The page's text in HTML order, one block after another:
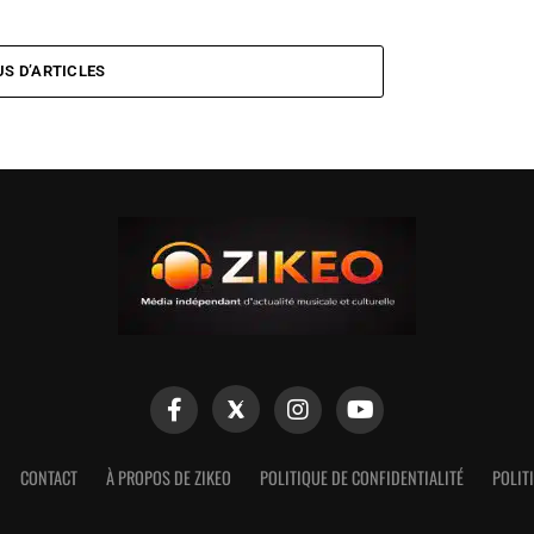
D’ARTICLES
CONTACT À PROPOS DE ZIKEO POLITIQUE DE CONFIDENTIALITÉ